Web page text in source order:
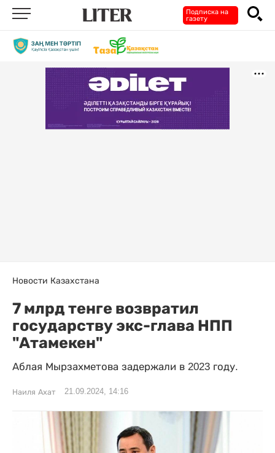
Подписка на
газету
Новости Казахстана
7 млрд тенге возвратил
государству экс-глава НПП
"Атамекен"
Аблая Мырзахметова задержали в 2023 году.
Наиля Ахат 21.09.2024, 14:16